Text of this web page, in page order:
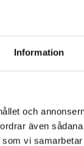
Information
och
även
vi
Isaak:
Isaak har
efter hennes